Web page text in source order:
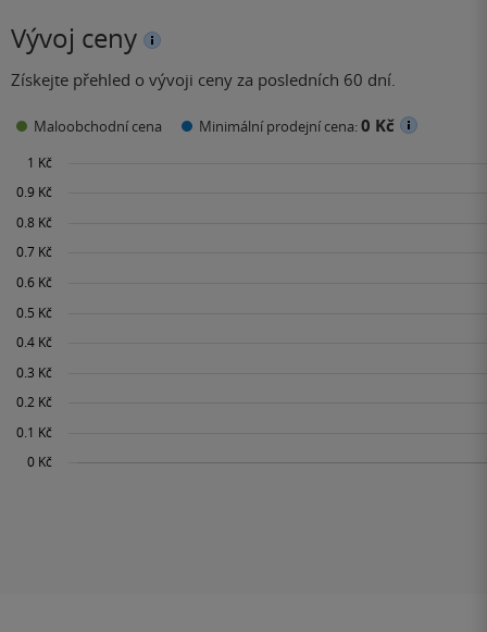
Vývoj ceny
Získejte přehled o vývoji ceny za posledních 60 dní.
Maloobchodní cena Minimální prodejní cena:0 Kč